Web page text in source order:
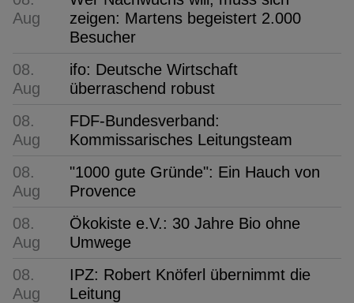
Aug
zeigen: Martens begeistert 2.000
Besucher
08.
Aug
ifo: Deutsche Wirtschaft
überraschend robust
08.
Aug
FDF-Bundesverband:
Kommissarisches Leitungsteam
08.
Aug
"1000 gute Gründe": Ein Hauch von
Provence
08.
Aug
Ökokiste e.V.: 30 Jahre Bio ohne
Umwege
08.
Aug
IPZ: Robert Knöferl übernimmt die
Leitung